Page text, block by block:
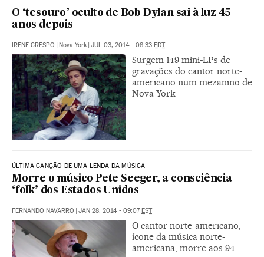
O ‘tesouro’ oculto de Bob Dylan sai à luz 45
anos depois
IRENE CRESPO | Nova York | JUL 03, 2014 - 08:33 EDT
Surgem 149 mini-LPs de
gravações do cantor norte-
americano num mezanino de
Nova York
ÚLTIMA CANÇÃO DE UMA LENDA DA MÚSICA
Morre o músico Pete Seeger, a consciência
‘folk’ dos Estados Unidos
FERNANDO NAVARRO | JAN 28, 2014 - 09:07EST
O cantor norte-americano,
ícone da música norte-
americana, morre aos 94